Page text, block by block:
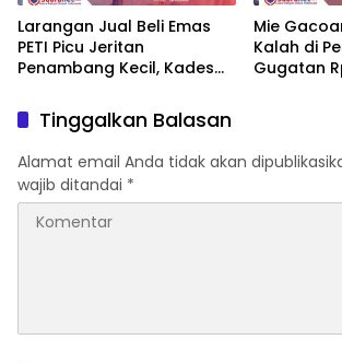
‎Larangan Jual Beli Emas
PETI Picu Jeritan
Penambang Kecil, Kades
Bayar Zakat‎‎
Mie
Kalah di
Gugatan
Tinggalkan Balasan
Alamat email Anda tidak akan
wajib ditandai *